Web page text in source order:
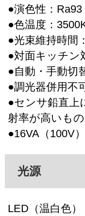
●演色性：Ra93
●色温度：
●光束維持時間
●対面キッチン
●自動・手動切
●調光器併用不
●センサ鉛直上
射率が高いも
●16VA（100V）
光源
LED（温白色）